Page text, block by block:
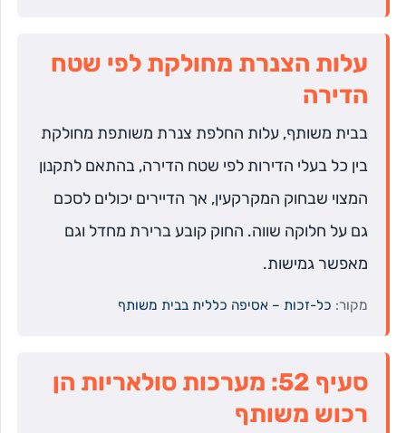
עלות הצנרת מחולקת לפי שטח
הדירה
בבית משותף, עלות החלפת צנרת משותפת מחולקת
בין כל בעלי הדירות לפי שטח הדירה, בהתאם לתקנון
המצוי שבחוק המקרקעין, אך הדיירים יכולים לסכם
גם על חלוקה שווה. החוק קובע ברירת מחדל וגם
מאפשר גמישות.
מקור: כל-זכות – אסיפה כללית בבית משותף
סעיף 52: מערכות סולאריות הן
רכוש משותף